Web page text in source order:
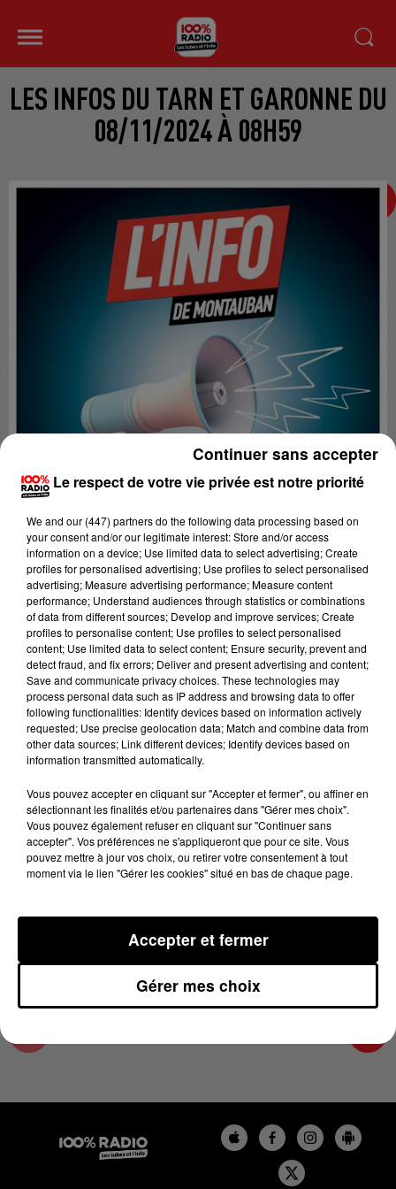
LES INFOS DU TARN ET GARONNE DU
08/11/2024 À 08H59
Lecture (4 min 21 sec)
100%
100% Radio les infos du Tarn et Garonne
8 novembre 2024 - 4 min 21 sec
LES INFOS DU TARN ET GARONNE DU
08/11/2024 À 08H59
Podcasts infos du Tarn et Garonne
Le respect de votre vie privée est notre priorité
We and our (447) partnersdo the following data processing based on
your consent and/or our legitimate interest: Store and/or access
information on a device; Use limited data to select advertising; Create
profiles for personalised advertising; Use profiles to select personalised
advertising; Measure advertising performance; Measure content
performance; Understand audiences through statistics or combinations
of data from different sources; Develop and improve services; Create
profiles to personalise content; Use profiles to select personalised
content; Use limited data to select content; Ensure security, prevent and
detect fraud, and fix errors; Deliver and present advertising and content;
Save and communicate privacy choices. These technologies may
process personal data such as IP address and browsing data to offer
following functionalities: Identify devices based on information actively
requested; Use precise geolocation data; Match and combine data from
other data sources; Link different devices; Identify devices based on
information transmitted automatically.
Vous pouvez accepter en cliquant sur "Accepter et fermer", ou affiner en
sélectionnant les finalités et/ou partenaires dans "Gérer mes choix".
Vous pouvez également refuser en cliquant sur "Continuer sans
accepter". Vos préférences ne s'appliqueront que pour ce site. Vous
pouvez mettre à jour vos choix, ou retirer votre consentement à tout
moment via le lien "Gérer les cookies" situé en bas de chaque page.
Gérer mes choix
Accepter et fermer
Continuer sans accepter